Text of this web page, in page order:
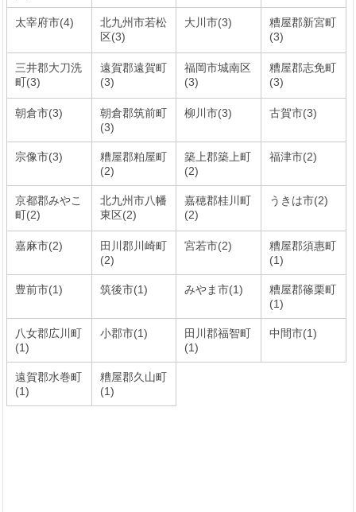
太宰府市(4)
北九州市若松
区(3)
大川市(3)
糟屋郡新宮町
(3)
三井郡大刀洗
町(3)
遠賀郡遠賀町
(3)
福岡市城南区
(3)
糟屋郡志免町
(3)
朝倉市(3)
朝倉郡筑前町
(3)
柳川市(3) 古賀市(3)
宗像市(3)
糟屋郡粕屋町
(2)
築上郡築上町
(2)
福津市(2)
京都郡みやこ
町(2)
北九州市八幡
東区(2)
嘉穂郡桂川町
(2)
うきは市(2)
嘉麻市(2)
田川郡川崎町
(2)
宮若市(2)
糟屋郡須惠町
(1)
豊前市(1) 筑後市(1) みやま市(1)
糟屋郡篠栗町
(1)
八女郡広川町
(1)
小郡市(1)
田川郡福智町
(1)
中間市(1)
遠賀郡水巻町
(1)
糟屋郡久山町
(1)